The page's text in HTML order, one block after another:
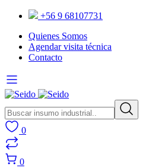
+56 9 68107731
Quienes Somos
Agendar visita técnica
Contacto
0
0